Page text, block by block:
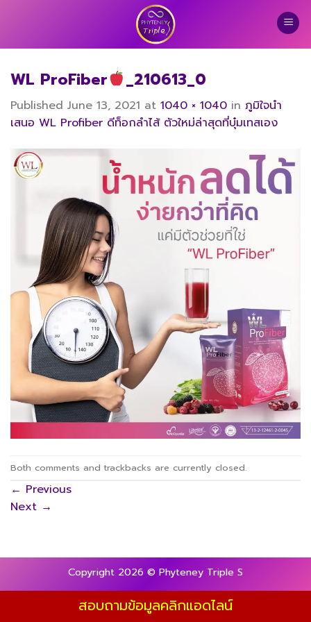
WL ProFiber _210613_0
Published June 13, 2021 at 1040 × 1040 in ภูมิใจนำ
เสนอ WL Profiber ดีท็อกลําไส้ ตัวใหม่ล่าสุดที่บุ๋มเทสเอง
Both comments and trackbacks are currently closed.
← Previous
Next →
สอบถามข้อมูลคลิกแอดไลน์
Copyright 2026 © Phyteney Triple S